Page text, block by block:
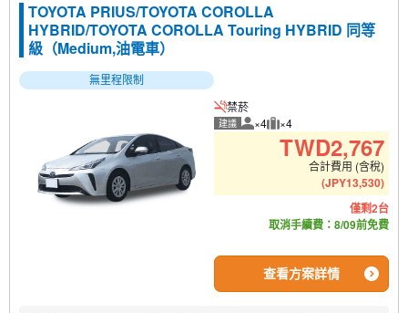
TOYOTA PRIUS/TOYOTA COROLLA
HYBRID/TOYOTA COROLLA Touring HYBRID 同等
級（Medium,油電車）
無里程限制
禁菸
建議 建議人數
×4 建議行李數量
×4
TWD2,767
合計費用 (含稅)
(JPY13,530)
僅剩2台
取消手續費：8/09前免費
查看方案詳情